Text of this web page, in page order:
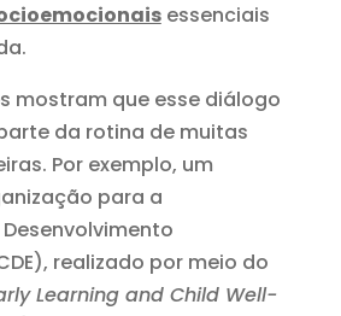
essenciais
mostram que esse diálogo
da rotina de muitas
Por exemplo, um
para a
realizado por meio do
Learning and Child Well-